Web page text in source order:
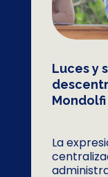
Luces y
Mondolfi
La